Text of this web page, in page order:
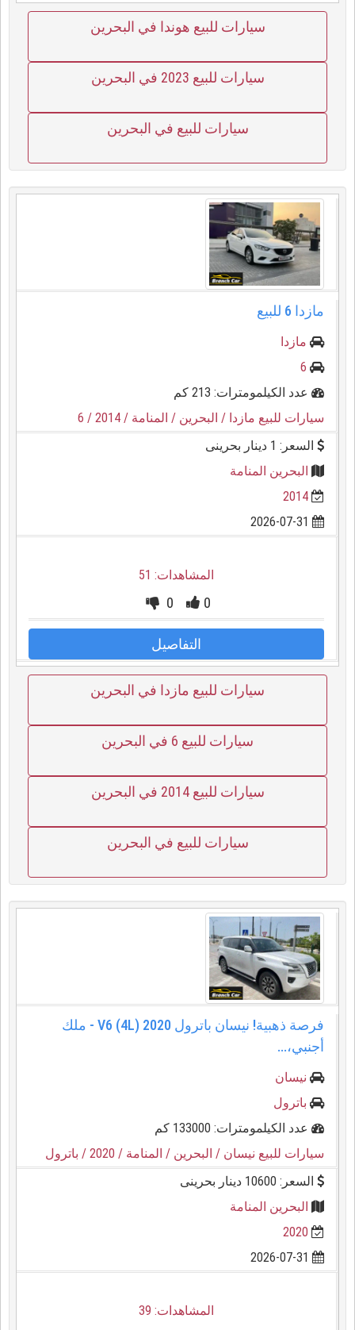
سيارات للبيع هوندا في البحرين
سيارات للبيع 2023 في البحرين
سيارات للبيع في البحرين
مازدا 6 للبيع
مازدا
6
عدد الكيلمومترات: 213 كم
سيارات للبيع مازدا / البحرين / المنامة / 2014
/ 6
السعر: 1 دينار بحرينى
البحرين المنامة
2014
المشاهدات: 51
0
0
التفاصيل
سيارات للبيع مازدا في البحرين
سيارات للبيع 6 في البحرين
سيارات للبيع 2014 في البحرين
سيارات للبيع في البحرين
فرصة ذهبية! نيسان باترول 2020 V6 (4L) - ملك
أجنبي،...
نيسان
باترول
عدد الكيلمومترات: 133000 كم
سيارات للبيع نيسان / البحرين / المنامة / 2020
/ باترول
السعر: 10600 دينار بحرينى
البحرين المنامة
2020
المشاهدات: 39